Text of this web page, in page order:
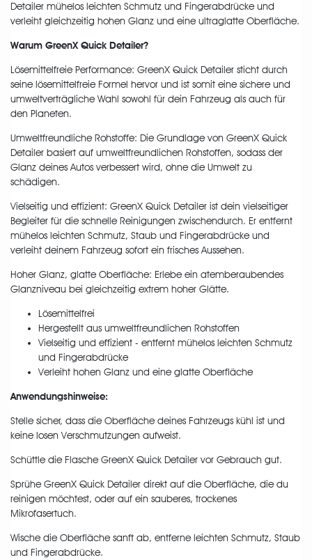
Detailer mühelos leichten Schmutz und Fingerabdrücke und
verleiht gleichzeitig hohen Glanz und eine ultraglatte Oberfläche.
Warum GreenX Quick Detailer?
Lösemittelfreie Performance: GreenX Quick Detailer sticht durch
seine lösemittelfreie Formel hervor und ist somit eine sichere und
umweltverträgliche Wahl sowohl für dein Fahrzeug als auch für
den Planeten.
Umweltfreundliche Rohstoffe: Die Grundlage von GreenX Quick
Detailer basiert auf umweltfreundlichen Rohstoffen, sodass der
Glanz deines Autos verbessert wird, ohne die Umwelt zu
schädigen.
Vielseitig und effizient: GreenX Quick Detailer ist dein vielseitiger
Begleiter für die schnelle Reinigungen zwischendurch. Er entfernt
mühelos leichten Schmutz, Staub und Fingerabdrücke und
verleiht deinem Fahrzeug sofort ein frisches Aussehen.
Hoher Glanz, glatte Oberfläche: Erlebe ein atemberaubendes
Glanzniveau bei gleichzeitig extrem hoher Glätte.
Lösemittelfrei
Hergestellt aus umweltfreundlichen Rohstoffen
Vielseitig und effizient - entfernt mühelos leichten Schmutz
und Fingerabdrücke
Verleiht hohen Glanz und eine glatte Oberfläche
Anwendungshinweise:
Stelle sicher, dass die Oberfläche deines Fahrzeugs kühl ist und
keine losen Verschmutzungen aufweist.
Schüttle die Flasche GreenX Quick Detailer vor Gebrauch gut.
Sprühe GreenX Quick Detailer direkt auf die Oberfläche, die du
reinigen möchtest, oder auf ein sauberes, trockenes
Mikrofasertuch.
Wische die Oberfläche sanft ab, entferne leichten Schmutz, Staub
und Fingerabdrücke.